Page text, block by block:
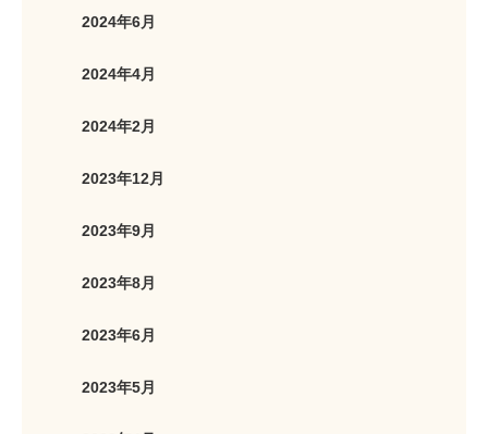
2024年6月
2024年4月
2024年2月
2023年12月
2023年9月
2023年8月
2023年6月
2023年5月